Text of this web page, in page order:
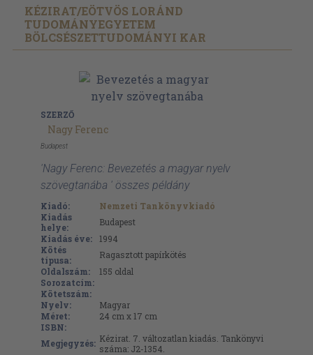
KÉZIRAT/EÖTVÖS LORÁND
TUDOMÁNYEGYETEM
BÖLCSÉSZETTUDOMÁNYI KAR
SZERZŐ
Nagy Ferenc
Budapest
'Nagy Ferenc: Bevezetés a magyar nyelv
szövegtanába ' összes példány
Kiadó:
Nemzeti Tankönyvkiadó
Kiadás
helye:
Budapest
Kiadás éve:
1994
Kötés
típusa:
Ragasztott papírkötés
Oldalszám:
155 oldal
Sorozatcím:
Kötetszám:
Nyelv:
Magyar
Méret:
24 cm x 17 cm
ISBN:
Megjegyzés: Kézirat. 7. változatlan kiadás. Tankönyvi
száma: J2-1354.